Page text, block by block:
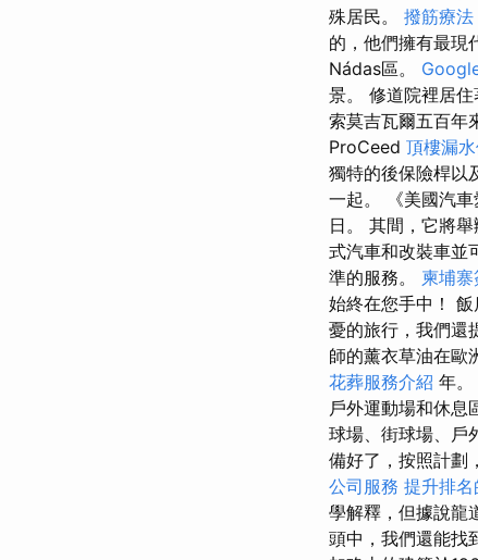
殊居民。 撥筋療法
的，他們擁有最現
Nádas區。
景。 修道院裡居
索莫吉瓦爾五百年
ProCeed 頂樓漏
獨特的後保險桿以
一起。 《美國汽
日。 其間，它將
式汽車和改裝車並
準的服務。 柬埔
始終在您手中！
憂的旅行，我們還
師的薰衣草油在歐
花葬服務介紹 年。
戶外運動場和休息
球場、街球場、戶
備好了，按照計劃
公司服務 提升排
學解釋，但據說龍
頭中，我們還能找